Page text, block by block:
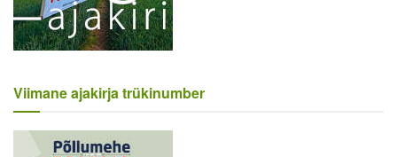
Viimane ajakirja trükinumber